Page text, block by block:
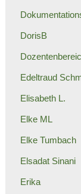
DorisB
Edeltraud
Elisabeth L.
Elke ML
Elke Tumbach
Elsadat Sinani
Erika